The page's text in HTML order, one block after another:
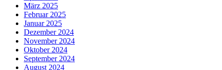
März 2025
Februar 2025
Januar 2025
Dezember 2024
November 2024
Oktober 2024
September 2024
August 2024